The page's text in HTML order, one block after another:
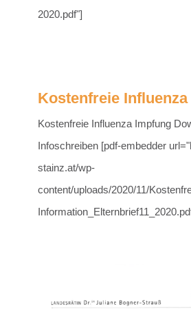
2020.pdf"]
Kostenfreie
Kostenfreie Influenza Impfung
Infoschreiben [pdf-embedder
stainz.at/wp-
content/uploads/2020/11/